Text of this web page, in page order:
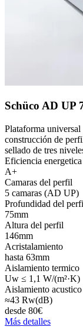
Schüco AD UP
Plataforma
construcción de
sellado de tres
Eficiencia energetica
A+
Camaras del perfil
5 camaras (AD UP)
Profundidad del
75mm
Altura del perfil
146mm
Acristalamiento
hasta 63mm
Aislamiento termico
Uw ≤ 1,1 W/(m²·K)
Aislamiento acustico
≈43 Rw(dB)
desde 80€
Más detalles